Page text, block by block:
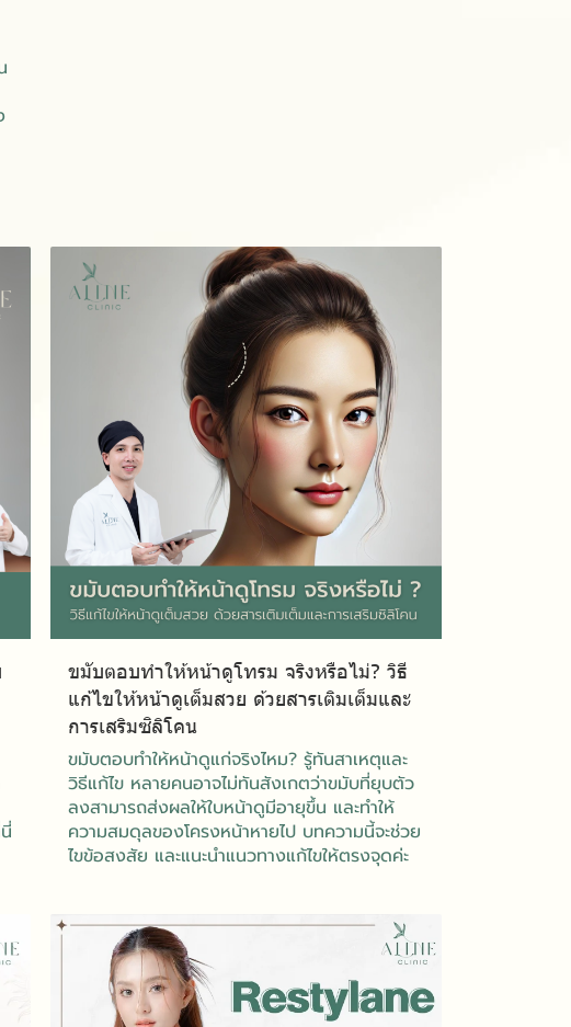
ขมับตอบทำให้หน้าดูโทรม จริงหรือไม่? วิธี
แก้ไขให้หน้าดูเต็มสวย ด้วยสารเติมเต็มและ
การเสริมซิลิโคน
ขมับตอบทำให้หน้าดูแก่จริงไหม? รู้ทันสาเหตุและ
วิธีแก้ไข หลายคนอาจไม่ทันสังเกตว่าขมับที่ยุบตัว
ลงสามารถส่งผลให้ใบหน้าดูมีอายุขึ้น และทำให้
ความสมดุลของโครงหน้าหายไป บทความนี้จะช่วย
ไขข้อสงสัย และแนะนำแนวทางแก้ไขให้ตรงจุดค่ะ